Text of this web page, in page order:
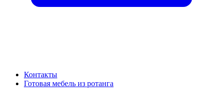
Контакты
Готовая мебель из ротанга